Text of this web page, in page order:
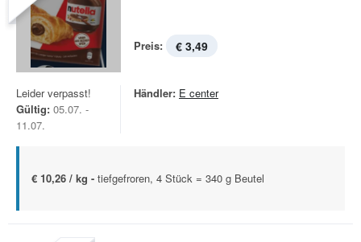
Preis: € 3,49
Leider verpasst!
Gültig: 05.07. -
11.07.
Händler: E center
€ 10,26 / kg - tiefgefroren, 4 Stück = 340 g Beutel